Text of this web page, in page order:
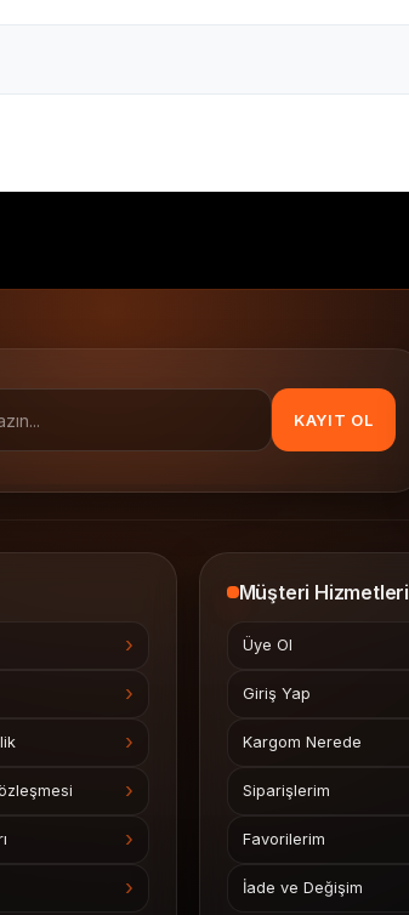
KAYIT OL
Müşteri Hizmetleri
Üye Ol
Giriş Yap
Kargom Nerede
Siparişlerim
Favorilerim
İade ve Değişim